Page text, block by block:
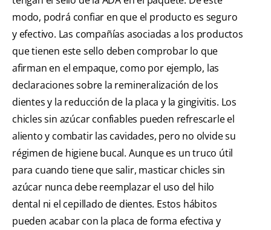
modo, podrá confiar en que el producto es seguro
y efectivo. Las compañías asociadas a los productos
que tienen este sello deben comprobar lo que
afirman en el empaque, como por ejemplo, las
declaraciones sobre la remineralización de los
dientes y la reducción de la placa y la gingivitis. Los
chicles sin azúcar confiables pueden refrescarle el
aliento y combatir las cavidades, pero no olvide su
régimen de higiene bucal. Aunque es un truco útil
para cuando tiene que salir, masticar chicles sin
azúcar nunca debe reemplazar el uso del hilo
dental ni el cepillado de dientes. Estos hábitos
pueden acabar con la placa de forma efectiva y